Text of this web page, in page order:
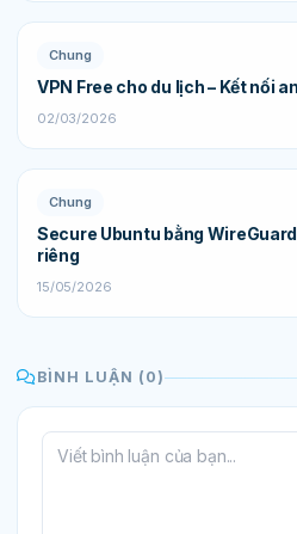
Chung
VPN Free cho du lịch – Kết nối
02/03/2026
Chung
Secure Ubuntu bằng
riêng
15/05/2026
BÌNH LUẬN (0)